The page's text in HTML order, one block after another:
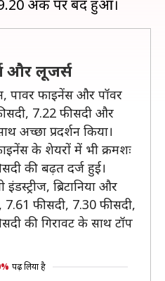
और लूजर्स
पावर फाइनेंस और पॉवर
7.22 फीसदी और
अच्छा प्रदर्शन किया।
के शेयरों में भी क्रमशः
की बढ़त दर्ज हुई।
ब्रिटानिया और
फीसदी, 7.30 फीसदी,
की गिरावट के साथ टॉप
पढ़ लिया है